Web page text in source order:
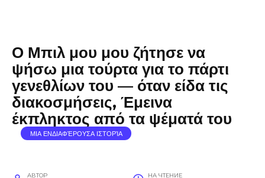
Ο Μπιλ μου μου ζήτησε να
ψήσω μια τούρτα για το πάρτι
γενεθλίων του — όταν είδα τις
διακοσμήσεις, Έμεινα
έκπληκτος από τα ψέματά του
ΜΙΑ ΕΝΔΙΑΦΈΡΟΥΣΑ ΙΣΤΟΡΊΑ
АВТОР НА ЧТЕНИЕ